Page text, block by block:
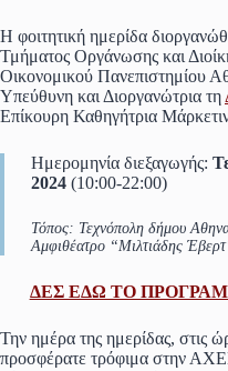
Η φοιτητική ημερίδα
Τμήματος Οργάνωσης και
Οικονομικού Πανεπιστημίου
Υπεύθυνη και Διοργανώτρια τη
Επίκουρη Καθηγήτρια
Ημερομηνία διεξαγωγής:
2024 (10:00-22:00)
Τόπος: Τεχνόπολη δήμου
Αμφιθέατρο “Μιλτιάδης Έβερτ
ΔΕΣ ΕΔΩ ΤΟ
Την ημέρα της ημερίδας, στις
προσφέρατε τρόφιμα στην